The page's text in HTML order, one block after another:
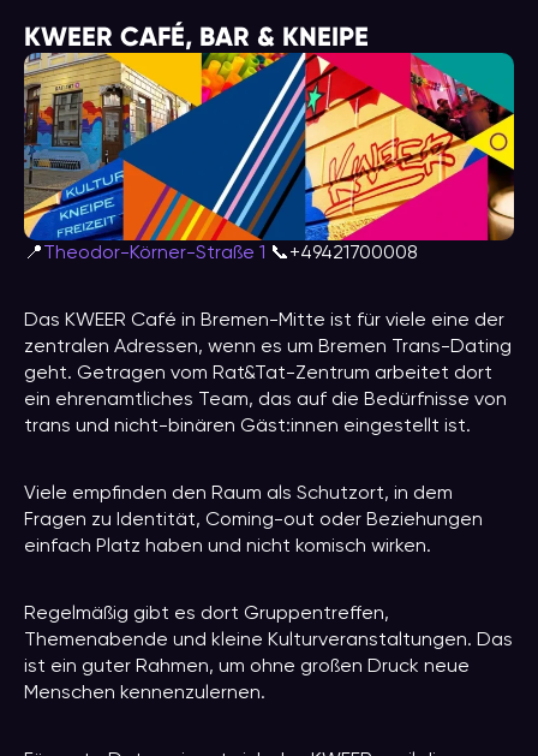
KWEER CAFÉ, BAR & KNEIPE
📍 Theodor-Körner-Straße 1 📞+49421700008
Das KWEER Café in Bremen-Mitte ist für viele eine der
zentralen Adressen, wenn es um Bremen Trans-Dating
geht. Getragen vom Rat&Tat-Zentrum arbeitet dort
ein ehrenamtliches Team, das auf die Bedürfnisse von
trans und nicht-binären Gäst:innen eingestellt ist.
Viele empfinden den Raum als Schutzort, in dem
Fragen zu Identität, Coming-out oder Beziehungen
einfach Platz haben und nicht komisch wirken.
Regelmäßig gibt es dort Gruppentreffen,
Themenabende und kleine Kulturveranstaltungen. Das
ist ein guter Rahmen, um ohne großen Druck neue
Menschen kennenzulernen.